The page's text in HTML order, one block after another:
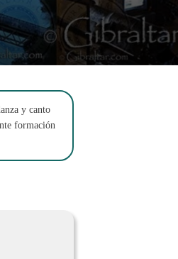
y canto
formación